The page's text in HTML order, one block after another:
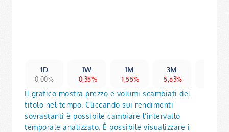
1D
0,00%
1W
-0,35%
1M
-1,55%
3M
-5,63%
Il grafico mostra prezzo e volumi scambiati del
titolo nel tempo. Cliccando sui rendimenti
sovrastanti è possibile cambiare l’intervallo
temporale analizzato. È possibile visualizzare i